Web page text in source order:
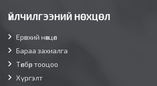
ҮЙЛЧИЛГЭЭНИЙ НӨХЦӨЛ
Ерөнхий нөхцөл
Бараа захиалга
Төлбөр тооцоо
Хүргэлт